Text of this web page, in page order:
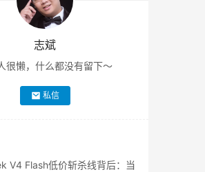
志斌
很懒，什么都没有留下～
私信
V4 Flash低价斩杀线背后：当